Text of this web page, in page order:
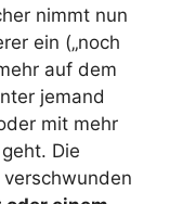
nimmt nun
ein („noch
auf dem
jemand
mit mehr
Die